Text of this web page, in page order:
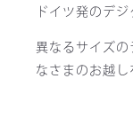
ドイツ発のデ
異なるサイズの
なさまのお越し